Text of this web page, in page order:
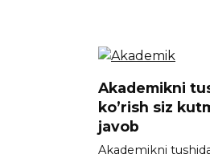
Akademikni
ko’rish siz
javob
Akademikni